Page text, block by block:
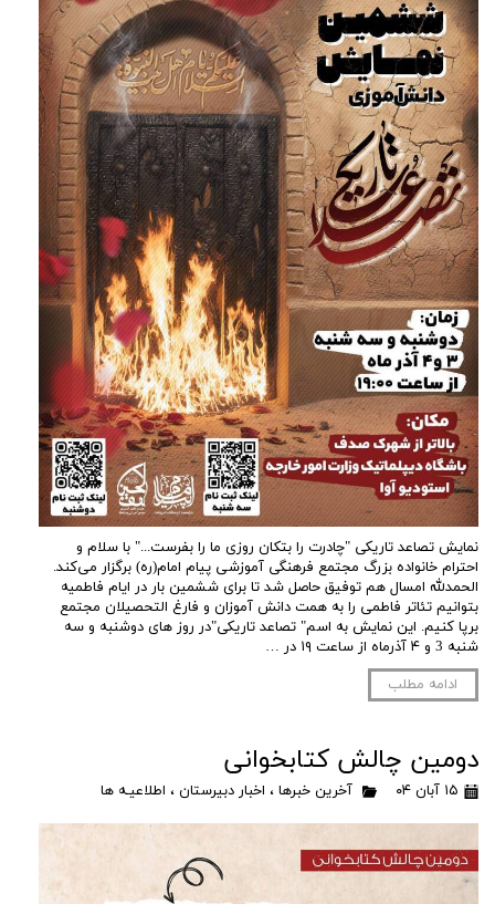
نمایش تصاعد تاریکی "چادرت را بتکان روزی ما را بفرست..." با سلام و
احترام خانواده بزرگ مجتمع فرهنگی آموزشی پیام امام(ره) برگزار می‌کند.
الحمدلله امسال هم توفیق حاصل شد تا برای ششمین بار در ایام فاطمیه
بتوانیم تئاتر فاطمی را به همت دانش آموزان و فارغ التحصیلان مجتمع
برپا کنیم. این نمایش به اسم" تصاعد تاریکی"در روز های دوشنبه و سه
شنبه 3 و ۴ آذرماه از ساعت ۱۹ در …
ادامه مطلب
دومین چالش کتابخوانی
۱۵ آبان ۰۴ آخرین خبرها ، اخبار دبیرستان ، اطلاعیـه ها